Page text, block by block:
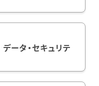
ータ・セキュリテ